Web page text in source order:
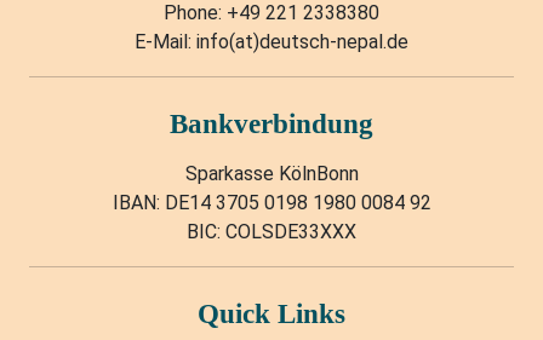
Phone: +49 221 2338380
E-Mail: info(at)deutsch-nepal.de
Bankverbindung
Sparkasse KölnBonn
IBAN: DE14 3705 0198 1980 0084 92
BIC: COLSDE33XXX
Quick Links